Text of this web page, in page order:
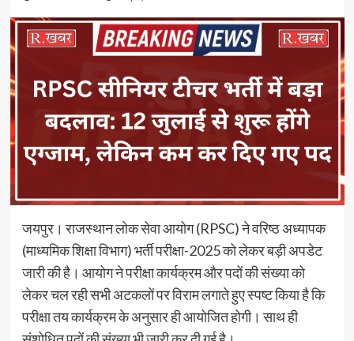
जयपुर। राजस्थान लोक सेवा आयोग (RPSC) ने वरिष्ठ अध्यापक
(माध्यमिक शिक्षा विभाग) भर्ती परीक्षा-2025 को लेकर बड़ी अपडेट
जारी की है। आयोग ने परीक्षा कार्यक्रम और पदों की संख्या को
लेकर चल रही सभी अटकलों पर विराम लगाते हुए स्पष्ट किया है कि
परीक्षा तय कार्यक्रम के अनुसार ही आयोजित होगी। साथ ही